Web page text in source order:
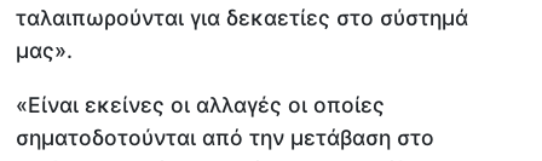
ταλαιπωρούνται για δεκαετίες στο σύστημά
μας».
«Είναι εκείνες οι αλλαγές οι οποίες
σηματοδοτούνται από την μετάβαση στο